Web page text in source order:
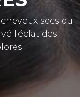
secs ou
l'éclat des